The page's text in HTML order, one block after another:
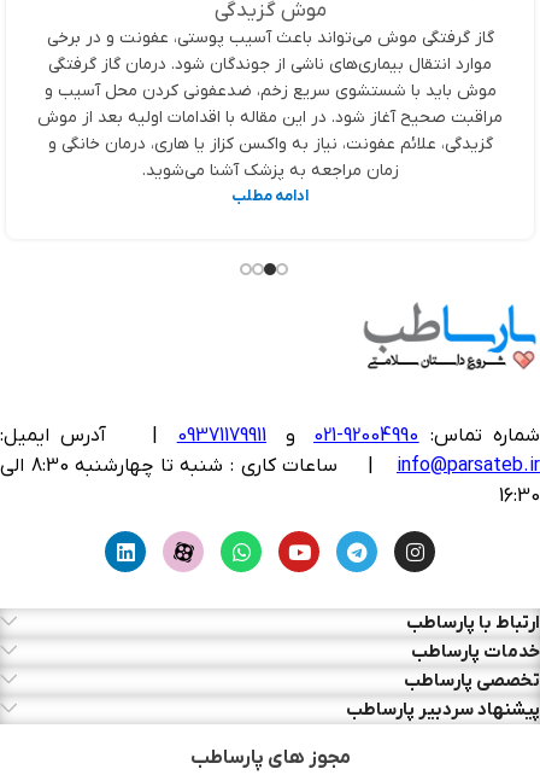
موش گزیدگی
گاز گرفتگی موش می‌تواند باعث آسیب پوستی، عفونت و در برخی
موارد انتقال بیماری‌های ناشی از جوندگان شود. درمان گاز گرفتگی
موش باید با شستشوی سریع زخم، ضدعفونی کردن محل آسیب و
مراقبت صحیح آغاز شود. در این مقاله با اقدامات اولیه بعد از موش
گزیدگی، علائم عفونت، نیاز به واکسن کزاز یا هاری، درمان خانگی و
زمان مراجعه به پزشک آشنا می‌شوید.
ادامه مطلب
شماره تماس: 92004990-021 و 09371179911
آدرس ایمیل:
info@parsateb.ir
| ساعات کاری : شنبه تا چهارشنبه 8:30 الی
16:30
ارتباط با پارساطب
خدمات پارساطب
تخصصی پارساطب
پیشنهاد سردبیر پارساطب
مجوز های پارساطب